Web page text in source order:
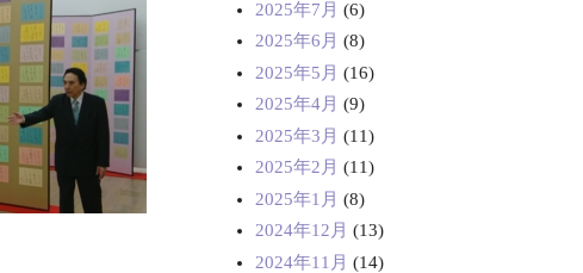
2025年7月 (6)
2025年6月 (8)
2025年5月 (16)
2025年4月 (9)
2025年3月 (11)
2025年2月 (11)
2025年1月 (8)
2024年12月 (13)
2024年11月 (14)